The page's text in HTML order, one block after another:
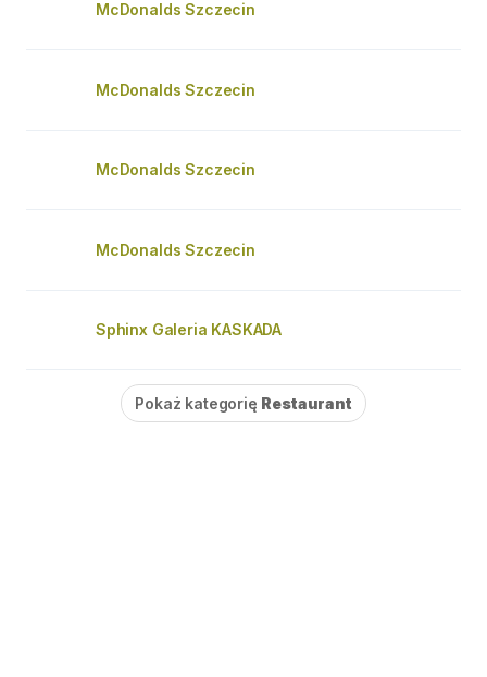
McDonalds Szczecin
McDonalds Szczecin
McDonalds Szczecin
McDonalds Szczecin
Sphinx Galeria KASKADA
Pokaż kategorię Restaurant